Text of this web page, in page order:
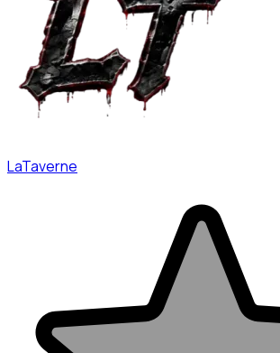
LaTaverne